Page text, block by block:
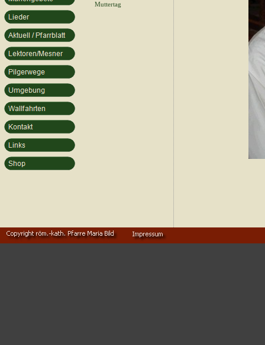
Muttertag